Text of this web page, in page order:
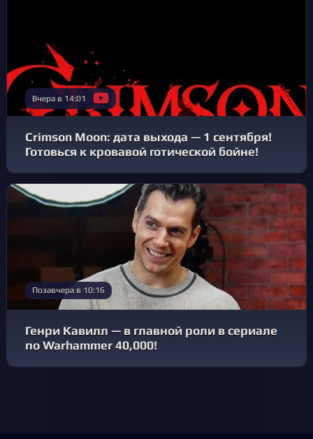
Вчера в 14:01
Crimson Moon: дата выхода — 1 сентября!
Готовься к кровавой готической бойне!
Позавчера в 10:16
Генри Кавилл — в главной роли в сериале
по Warhammer 40,000!